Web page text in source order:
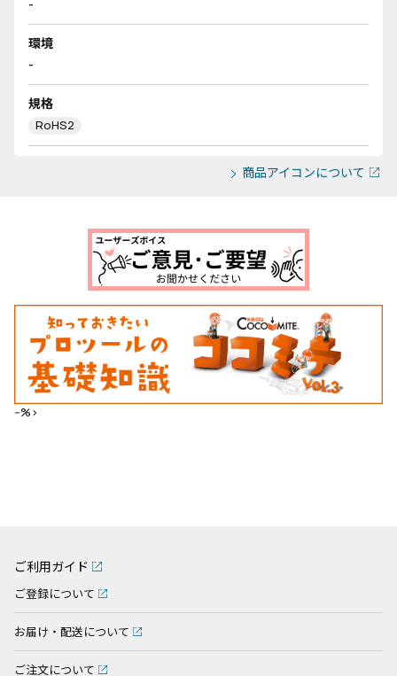
-
環境
-
規格
RoHS2
商品アイコンについて
--%>
ご利用ガイド
ご登録について
お届け・配送について
ご注文について